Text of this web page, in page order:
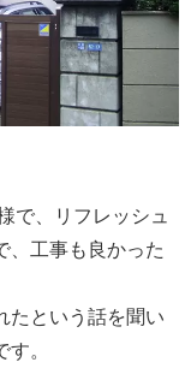
で、リフレッシュ
、工事も良かった
たという話を聞い
。